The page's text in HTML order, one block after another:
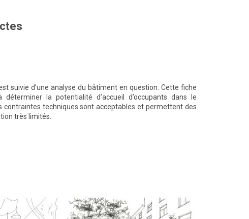
suivie d’une analyse du bâtiment en question. Cette fiche
déterminer la potentialité d’accueil d’occupants dans le
contraintes techniques sont acceptables et permettent des
très limités.